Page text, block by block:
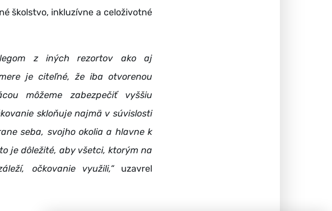
školstvo, inkluzívne a celoživotné
z iných rezortov ako aj
je citeľné, že iba otvorenou
môžeme zabezpečiť vyššiu
skloňuje najmä v súvislosti
seba, svojho okolia a hlavne k
je dôležité, aby všetci, ktorým na
očkovanie využili,“uzavrel